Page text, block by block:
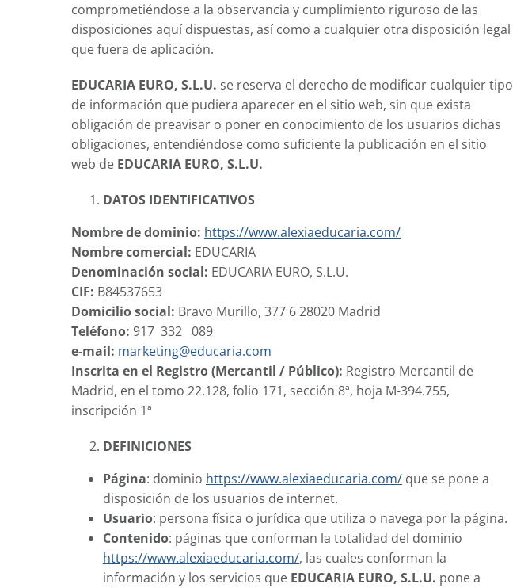
comprometiéndose a la observancia y cumplimiento riguroso de las
disposiciones aquí dispuestas, así como a cualquier otra disposición legal
que fuera de aplicación.
EDUCARIA EURO, S.L.U. se reserva el derecho de modificar cualquier tipo
de información que pudiera aparecer en el sitio web, sin que exista
obligación de preavisar o poner en conocimiento de los usuarios dichas
obligaciones, entendiéndose como suficiente la publicación en el sitio
web de EDUCARIA EURO, S.L.U.
DATOS IDENTIFICATIVOS
Nombre de dominio: https://www.alexiaeducaria.com/
Nombre comercial: EDUCARIA
Denominación social: EDUCARIA EURO, S.L.U.
CIF: B84537653
Domicilio social: Bravo Murillo, 377 6 28020 Madrid
Teléfono: 917 332 089
e-mail: marketing@educaria.com
Inscrita en el Registro (Mercantil / Público): Registro Mercantil de
Madrid, en el tomo 22.128, folio 171, sección 8ª, hoja M-394.755,
inscripción 1ª
DEFINICIONES
Página: dominio https://www.alexiaeducaria.com/ que se pone a
disposición de los usuarios de internet.
Usuario: persona física o jurídica que utiliza o navega por la página.
Contenido: páginas que conforman la totalidad del dominio
https://www.alexiaeducaria.com/, las cuales conforman la
información y los servicios que EDUCARIA EURO, S.L.U. pone a